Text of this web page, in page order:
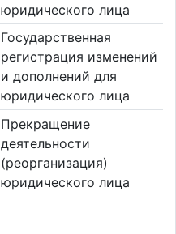
юридического лица
Государственная
регистрация изменений
и дополнений для
юридического лица
Прекращение
деятельности
(реорганизация)
юридического лица